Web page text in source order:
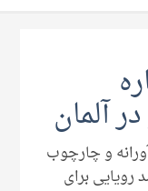
آلمان
و چارچوب
برای